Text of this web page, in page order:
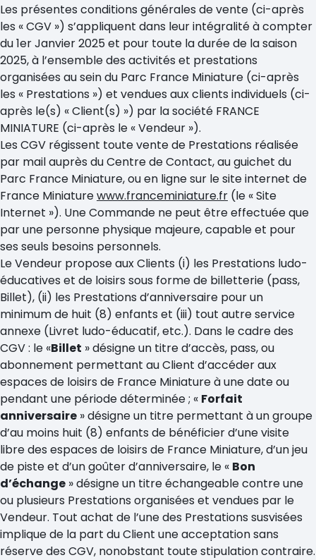
Les présentes conditions générales de vente (ci-après
les « CGV ») s’appliquent dans leur intégralité à compter
du 1er Janvier 2025 et pour toute la durée de la saison
2025, à l’ensemble des activités et prestations
organisées au sein du Parc France Miniature (ci-après
les « Prestations ») et vendues aux clients individuels (ci-
après le(s) « Client(s) ») par la société FRANCE
MINIATURE (ci-après le « Vendeur »).
Les CGV régissent toute vente de Prestations réalisée
par mail auprès du Centre de Contact, au guichet du
Parc France Miniature, ou en ligne sur le site internet de
France Miniaturewww.franceminiature.fr (le « Site
Internet »). Une Commande ne peut être effectuée que
par une personne physique majeure, capable et pour
ses seuls besoins personnels.
Le Vendeur propose aux Clients (i) les Prestations ludo-
éducatives et de loisirs sous forme de billetterie (pass,
Billet), (ii) les Prestations d’anniversaire pour un
minimum de huit (8) enfants et (iii) tout autre service
annexe (Livret ludo-éducatif, etc.). Dans le cadre des
CGV : le «Billet » désigne un titre d’accès, pass, ou
abonnement permettant au Client d’accéder aux
espaces de loisirs de France Miniature à une date ou
pendant une période déterminée ; « Forfait
anniversaire » désigne un titre permettant à un groupe
d’au moins huit (8) enfants de bénéficier d’une visite
libre des espaces de loisirs de France Miniature, d’un jeu
de piste et d’un goûter d’anniversaire, le « Bon
d’échange » désigne un titre échangeable contre une
ou plusieurs Prestations organisées et vendues par le
Vendeur. Tout achat de l’une des Prestations susvisées
implique de la part du Client une acceptation sans
réserve des CGV, nonobstant toute stipulation contraire.